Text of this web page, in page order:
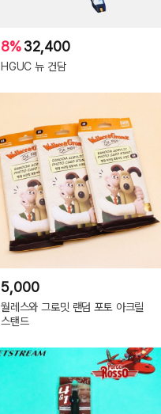
8%32,400
HGUC 뉴 건담
5,000
월레스와 그로밋 랜덤 포토 아크릴
스탠드